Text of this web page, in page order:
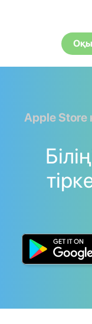
Apple Store